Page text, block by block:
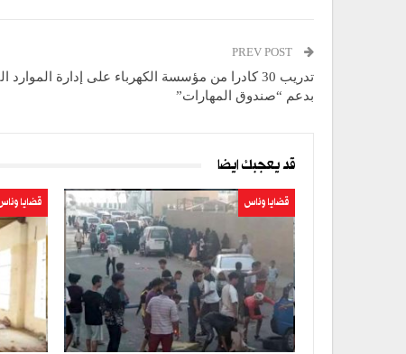
تدريب 30 كادرا من مؤسسة الكهرباء على إدارة الموارد
بدعم “صندوق المهارات”
قد يعجبك ايضا
قضايا وناس قضايا